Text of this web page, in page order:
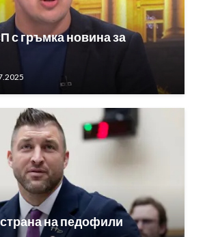
с гръмка новина за
на педофили